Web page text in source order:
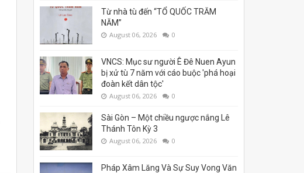
Từ nhà tù đến “TỔ QUỐC TRĂM
NĂM”
August 06, 2026 0
VNCS: Mục sư người Ê Đê Nuen Ayun
bị xử tù 7 năm với cáo buộc 'phá hoại
đoàn kết dân tộc'
August 06, 2026 0
Sài Gòn – Một chiều ngược nắng Lê
Thánh Tôn Kỳ 3
August 06, 2026 0
Pháp Xâm Lăng Và Sự Suy Vong Văn